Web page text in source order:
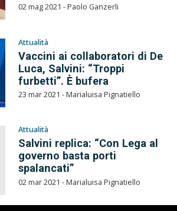
02 mag 2021 - Paolo Ganzerli
Attualità
Vaccini ai collaboratori di De
Luca, Salvini: “Troppi
furbetti”. È bufera
23 mar 2021 - Marialuisa Pignatiello
Attualità
Salvini replica: “Con Lega al
governo basta porti
spalancati”
02 mar 2021 - Marialuisa Pignatiello